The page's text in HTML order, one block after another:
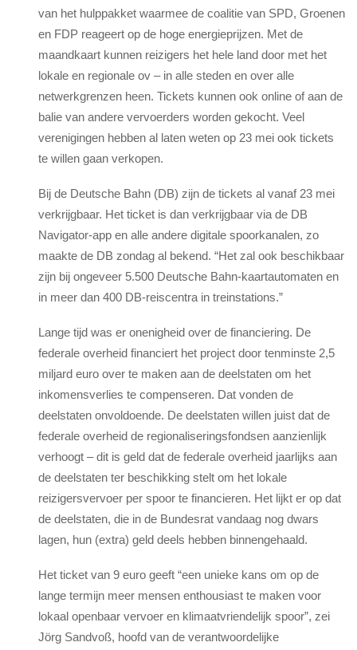
van het hulppakket waarmee de coalitie van SPD, Groenen
en FDP reageert op de hoge energieprijzen. Met de
maandkaart kunnen reizigers het hele land door met het
lokale en regionale ov – in alle steden en over alle
netwerkgrenzen heen. Tickets kunnen ook online of aan de
balie van andere vervoerders worden gekocht. Veel
verenigingen hebben al laten weten op 23 mei ook tickets
te willen gaan verkopen.
Bij de Deutsche Bahn (DB) zijn de tickets al vanaf 23 mei
verkrijgbaar. Het ticket is dan verkrijgbaar via de DB
Navigator-app en alle andere digitale spoorkanalen, zo
maakte de DB zondag al bekend. “Het zal ook beschikbaar
zijn bij ongeveer 5.500 Deutsche Bahn-kaartautomaten en
in meer dan 400 DB-reiscentra in treinstations.”
Lange tijd was er onenigheid over de financiering. De
federale overheid financiert het project door tenminste 2,5
miljard euro over te maken aan de deelstaten om het
inkomensverlies te compenseren. Dat vonden de
deelstaten onvoldoende. De deelstaten willen juist dat de
federale overheid de regionaliseringsfondsen aanzienlijk
verhoogt – dit is geld dat de federale overheid jaarlijks aan
de deelstaten ter beschikking stelt om het lokale
reizigersvervoer per spoor te financieren. Het lijkt er op dat
de deelstaten, die in de Bundesrat vandaag nog dwars
lagen, hun (extra) geld deels hebben binnengehaald.
Het ticket van 9 euro geeft “een unieke kans om op de
lange termijn meer mensen enthousiast te maken voor
lokaal openbaar vervoer en klimaatvriendelijk spoor”, zei
Jörg Sandvoß, hoofd van de verantwoordelijke